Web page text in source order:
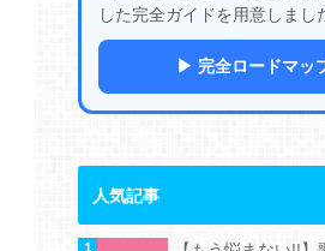
した完全ガイドを用意しまし
▶ 完全ロードマッ
人気記事